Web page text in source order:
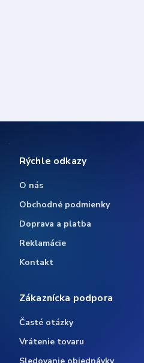
Rýchle odkazy
O nás
Obchodné podmienky
Doprava a platba
Reklamácie
Kontakt
Zákaznícka podpora
Časté otázky
Vrátenie tovaru